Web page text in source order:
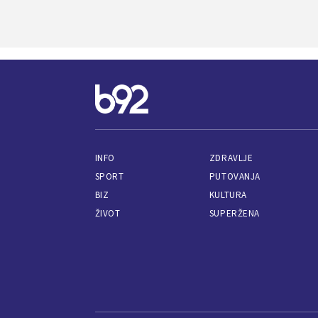
INFO
SPORT
BIZ
ŽIVOT
ZDRAVLJE
PUTOVANJA
KULTURA
SUPERŽENA